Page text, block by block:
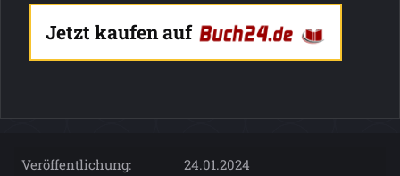
Jetzt kaufen auf
Veröffentlichung:
24.01.2024